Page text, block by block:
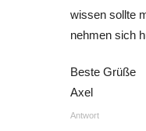
wissen sollte
nehmen sich
Beste Grüße
Axel
Antwort